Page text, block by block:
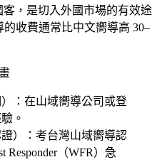
，是切入外國市場的有效途
的收費通常比中文嚮導高 30–
：在山域嚮導公司或登
。
）
：考台灣山域嚮導認
Responder（WFR）急